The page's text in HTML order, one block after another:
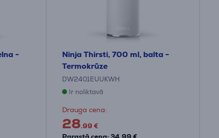
-
Ninja Thirsti, 700 ml, balta -
Termokrūze
DW2401EUUKWH
Ir noliktavā
Drauga cena:
28.99 €